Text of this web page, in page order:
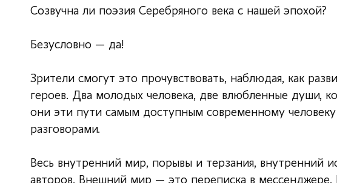
Созвучна ли поэзия Серебряного века с нашей эпохой?
Безусловно — да!
Зрители смогут это прочувствовать, наблюдая, как
героев. Два молодых человека, две влюбленные души,
они эти пути самым доступным современному
разговорами.
Весь внутренний мир, порывы и терзания, внутренний
авторов. Внешний мир — это переписка в